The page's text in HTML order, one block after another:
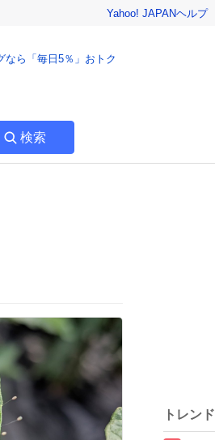
Yahoo! JAPANヘルプ
なら「毎日5％」おトク
検索
トレンド